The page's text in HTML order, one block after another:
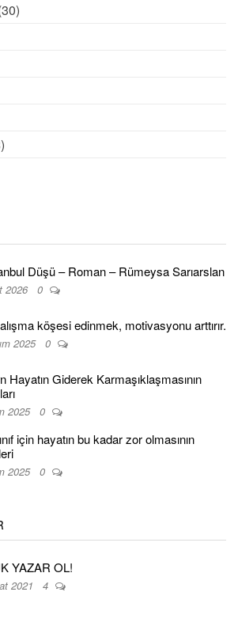
Düşü – Roman – Rümeysa Sarıarslan
2026 0
köşesi edinmek, motivasyonu arttırır.
2025 0
Hayatın Giderek Karmaşıklaşmasının
2025 0
için hayatın bu kadar zor olmasının
2025 0
YAZAR OL!
2021 4